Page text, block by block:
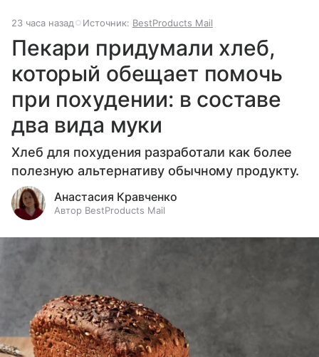
23 часа назад Источник: BestProducts Mail
Пекари придумали хлеб,
который обещает помочь
при похудении: в составе
два вида муки
Хлеб для похудения разработали как более
полезную альтернативу обычному продукту.
Анастасия Кравченко
Автор BestProducts Mail